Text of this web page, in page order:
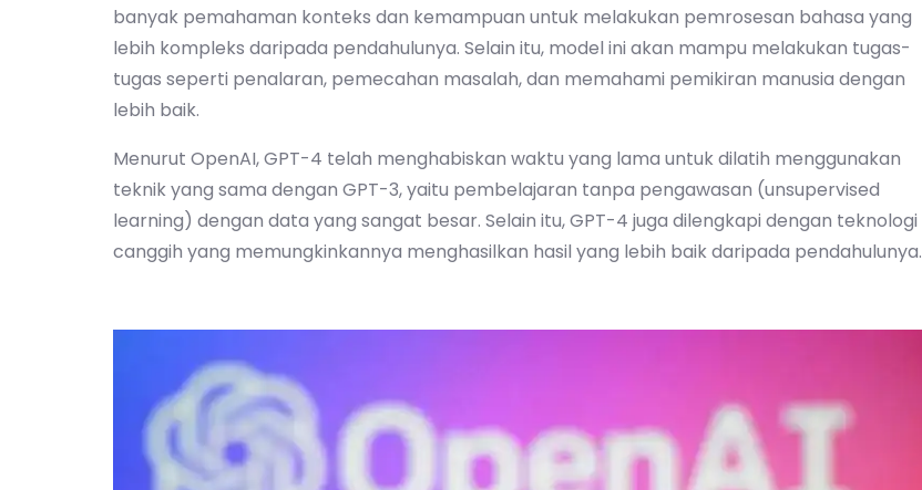
banyak pemahaman konteks dan kemampuan untuk melakukan pemrosesan bahasa yang
lebih kompleks daripada pendahulunya. Selain itu, model ini akan mampu melakukan tugas-
tugas seperti penalaran, pemecahan masalah, dan memahami pemikiran manusia dengan
lebih baik.
Menurut OpenAI, GPT-4 telah menghabiskan waktu yang lama untuk dilatih menggunakan
teknik yang sama dengan GPT-3, yaitu pembelajaran tanpa pengawasan (unsupervised
learning) dengan data yang sangat besar. Selain itu, GPT-4 juga dilengkapi dengan teknologi
canggih yang memungkinkannya menghasilkan hasil yang lebih baik daripada pendahulunya.